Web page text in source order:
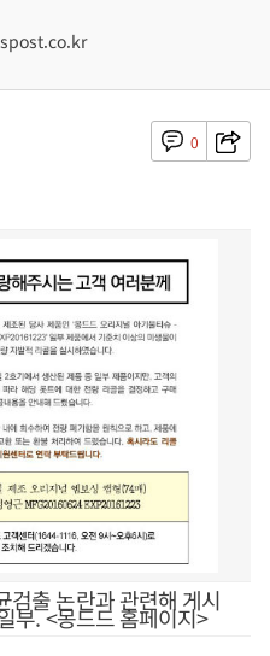
0
출 논란과 관련해 게시
부. <몽드드 홈페이지>